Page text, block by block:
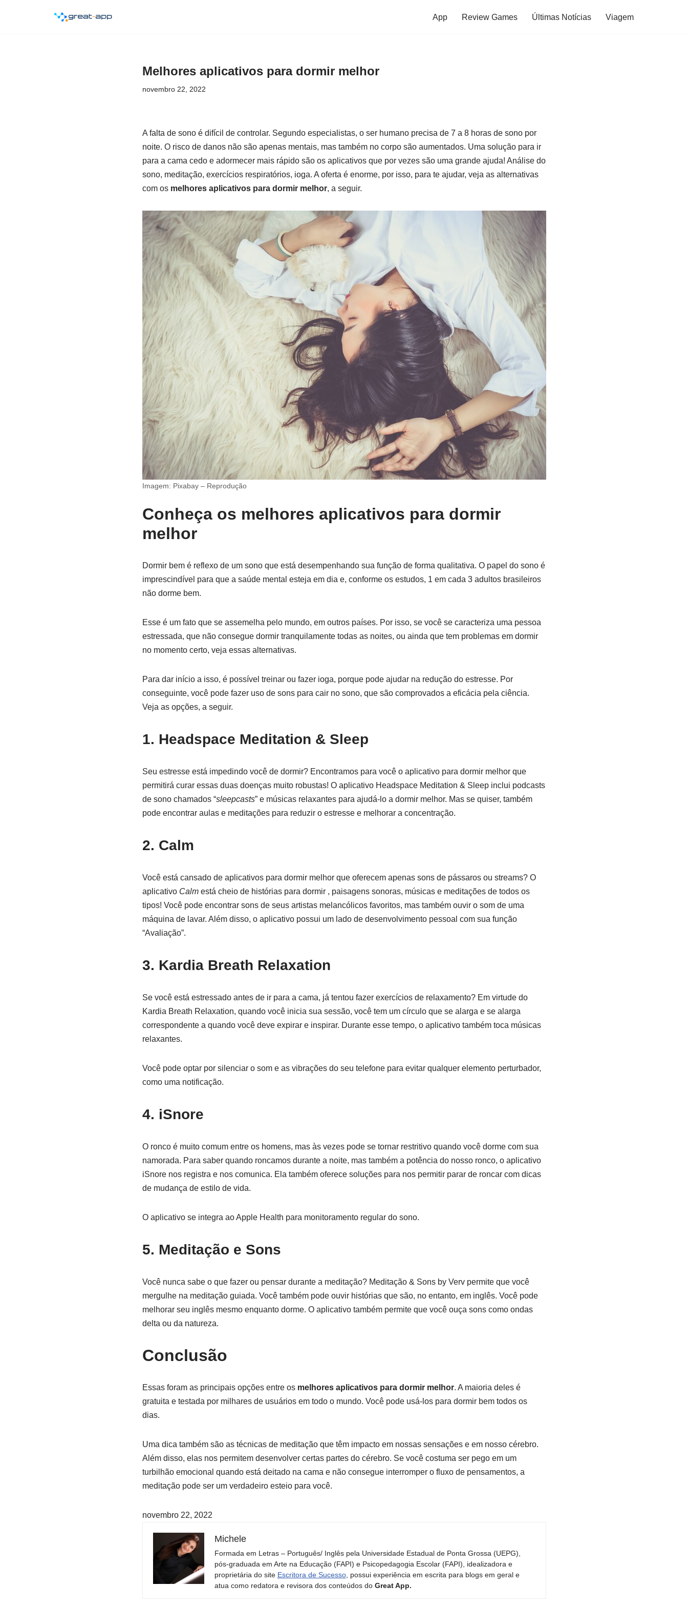
App Review Games Últimas Notícias Viagem
Melhores aplicativos para dormir melhor
novembro 22, 2022
A falta de sono é difícil de controlar. Segundo especialistas, o ser humano precisa de 7 a 8 horas de sono por
noite. O risco de danos não são apenas mentais, mas também no corpo são aumentados. Uma solução para ir
para a cama cedo e adormecer mais rápido são os aplicativos que por vezes são uma grande ajuda! Análise do
sono, meditação, exercícios respiratórios, ioga. A oferta é enorme, por isso, para te ajudar, veja as alternativas
com os melhores aplicativos para dormir melhor, a seguir.
Imagem: Pixabay – Reprodução
Conheça os melhores aplicativos para dormir
melhor
Dormir bem é reflexo de um sono que está desempenhando sua função de forma qualitativa. O papel do sono é
imprescindível para que a saúde mental esteja em dia e, conforme os estudos, 1 em cada 3 adultos brasileiros
não dorme bem.
Esse é um fato que se assemelha pelo mundo, em outros países. Por isso, se você se caracteriza uma pessoa
estressada, que não consegue dormir tranquilamente todas as noites, ou ainda que tem problemas em dormir
no momento certo, veja essas alternativas.
Para dar início a isso, é possível treinar ou fazer ioga, porque pode ajudar na redução do estresse. Por
conseguinte, você pode fazer uso de sons para cair no sono, que são comprovados a eficácia pela ciência.
Veja as opções, a seguir.
1. Headspace Meditation & Sleep
Seu estresse está impedindo você de dormir? Encontramos para você o aplicativo para dormir melhor que
permitirá curar essas duas doenças muito robustas! O aplicativo Headspace Meditation & Sleep inclui podcasts
de sono chamados “sleepcasts” e músicas relaxantes para ajudá-lo a dormir melhor. Mas se quiser, também
pode encontrar aulas e meditações para reduzir o estresse e melhorar a concentração.
2. Calm
Você está cansado de aplicativos para dormir melhor que oferecem apenas sons de pássaros ou streams? O
aplicativo Calm está cheio de histórias para dormir , paisagens sonoras, músicas e meditações de todos os
tipos! Você pode encontrar sons de seus artistas melancólicos favoritos, mas também ouvir o som de uma
máquina de lavar. Além disso, o aplicativo possui um lado de desenvolvimento pessoal com sua função
“Avaliação”.
3. Kardia Breath Relaxation
Se você está estressado antes de ir para a cama, já tentou fazer exercícios de relaxamento? Em virtude do
Kardia Breath Relaxation, quando você inicia sua sessão, você tem um círculo que se alarga e se alarga
correspondente a quando você deve expirar e inspirar. Durante esse tempo, o aplicativo também toca músicas
relaxantes.
Você pode optar por silenciar o som e as vibrações do seu telefone para evitar qualquer elemento perturbador,
como uma notificação.
4. iSnore
O ronco é muito comum entre os homens, mas às vezes pode se tornar restritivo quando você dorme com sua
namorada. Para saber quando roncamos durante a noite, mas também a potência do nosso ronco, o aplicativo
iSnore nos registra e nos comunica. Ela também oferece soluções para nos permitir parar de roncar com dicas
de mudança de estilo de vida.
O aplicativo se integra ao Apple Health para monitoramento regular do sono.
5. Meditação e Sons
Você nunca sabe o que fazer ou pensar durante a meditação? Meditação & Sons by Verv permite que você
mergulhe na meditação guiada. Você também pode ouvir histórias que são, no entanto, em inglês. Você pode
melhorar seu inglês mesmo enquanto dorme. O aplicativo também permite que você ouça sons como ondas
delta ou da natureza.
Conclusão
Essas foram as principais opções entre os melhores aplicativos para dormir melhor. A maioria deles é
gratuita e testada por milhares de usuários em todo o mundo. Você pode usá-los para dormir bem todos os
dias.
Uma dica também são as técnicas de meditação que têm impacto em nossas sensações e em nosso cérebro.
Além disso, elas nos permitem desenvolver certas partes do cérebro. Se você costuma ser pego em um
turbilhão emocional quando está deitado na cama e não consegue interromper o fluxo de pensamentos, a
meditação pode ser um verdadeiro esteio para você.
novembro 22, 2022
Michele
Formada em Letras – Português/ Inglês pela Universidade Estadual de Ponta Grossa (UEPG),
pós-graduada em Arte na Educação (FAPI) e Psicopedagogia Escolar (FAPI), idealizadora e
proprietária do site Escritora de Sucesso, possui experiência em escrita para blogs em geral e
atua como redatora e revisora dos conteúdos do Great App.